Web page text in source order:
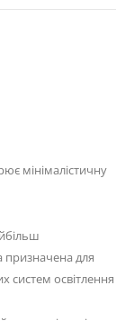
мінімалістичну
для
систем освітлення